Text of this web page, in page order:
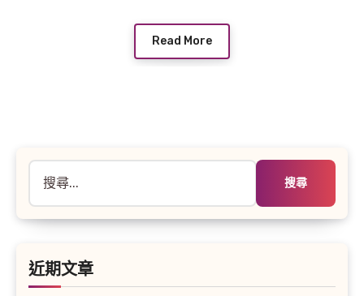
Read More
字:
近期文章